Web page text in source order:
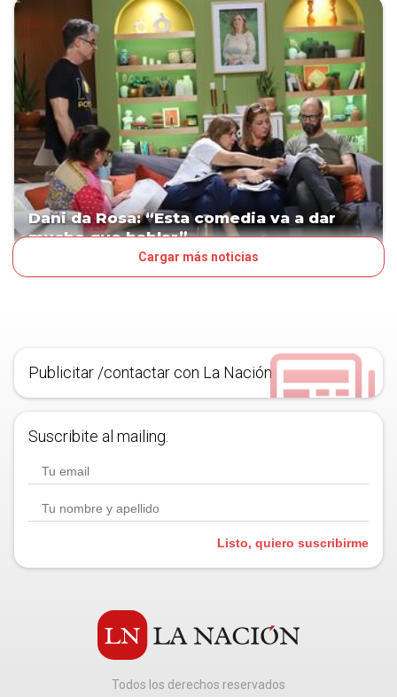
Dani da Rosa: “Esta comedia va a dar
mucho que hablar”
LA NACIÓN DEL FINDECargar más noticias
Publicitar /contactar con La Nación
Suscribite al mailing.
Listo, quiero suscribirme
Todos los derechos reservados